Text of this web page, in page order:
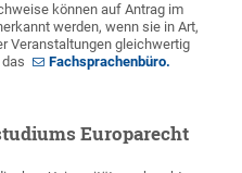
können auf Antrag im
werden, wenn sie in Art,
Veranstaltungen gleichwertig
Fachsprachenbüro.
Europarecht